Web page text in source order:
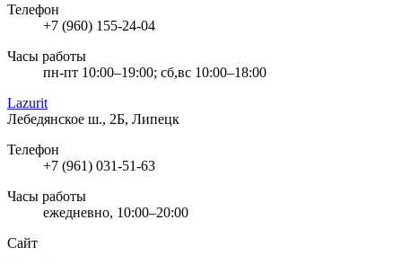
Телефон
+7 (960) 155-24-04
Часы работы
пн-пт 10:00–19:00; сб,вс 10:00–18:00
Lazurit
Лебедянское ш., 2Б, Липецк
Телефон
+7 (961) 031-51-63
Часы работы
ежедневно, 10:00–20:00
Сайт